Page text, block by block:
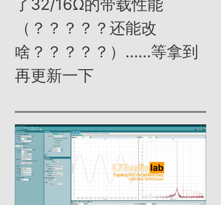
了32/16Ω的带载性能
（？？？？？还能改
啥？？？？？）……等拿到
再更新一下